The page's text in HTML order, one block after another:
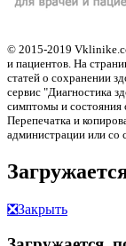
© 2015-2019
и пациентов. На
статей о сохранении
сервис "Диагностика
симптомы и состояния
Перепечатка и
администрации или со
❎Закрыть